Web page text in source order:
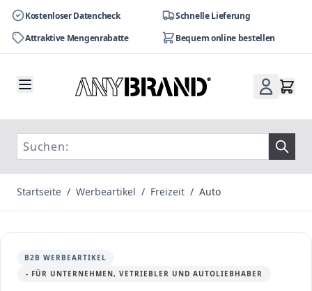
Kostenloser Datencheck
Schnelle Lieferung
Attraktive Mengenrabatte
Bequem online bestellen
Startseite / Werbeartikel / Freizeit / Auto
B2B WERBEARTIKEL
- FÜR UNTERNEHMEN, VETRIEBLER UND AUTOLIEBHABER